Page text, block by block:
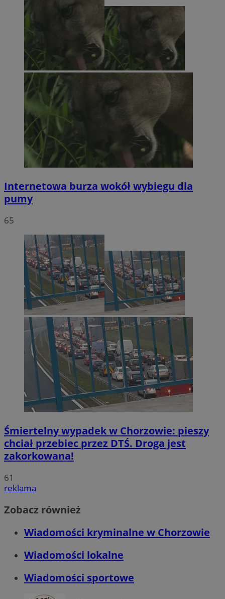
Internetowa burza wokół wybiegu dla
pumy
65
Śmiertelny wypadek w Chorzowie: pieszy
chciał przebiec przez DTŚ. Droga jest
zakorkowana!
61
reklama
Zobacz również
Wiadomości kryminalne w Chorzowie
Wiadomości lokalne
Wiadomości sportowe